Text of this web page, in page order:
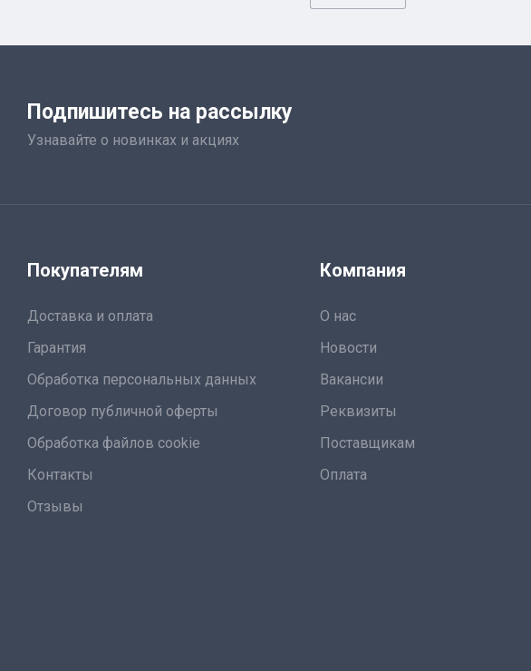
Подпишитесь на рассылку
Узнавайте о новинках и акциях
Покупателям
Доставка и оплата
Гарантия
Обработка персональных данных
Договор публичной оферты
Обработка файлов cookie
Контакты
Отзывы
Компания
О нас
Новости
Вакансии
Реквизиты
Поставщикам
Оплата